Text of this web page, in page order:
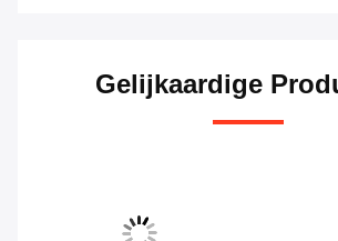
Gelijkaardige